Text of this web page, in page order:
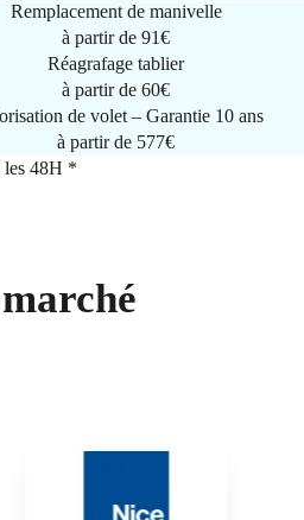
Remplacement de manivelle
à partir de91€
Réagrafage tablier
à partir de60€
de volet – Garantie 10 ans
à partir de 577€
les 48H *